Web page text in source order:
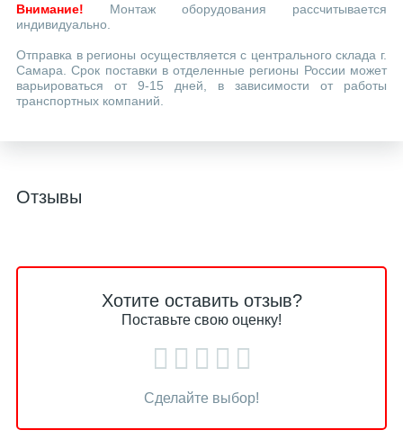
Внимание! Монтаж оборудования рассчитывается
индивидуально.
Отправка в регионы осуществляется с центрального склада г.
Самара. Срок поставки в отделенные регионы России может
варьироваться от 9-15 дней, в зависимости от работы
транспортных компаний.
Отзывы
Хотите оставить отзыв?
Поставьте свою оценку!
Сделайте выбор!